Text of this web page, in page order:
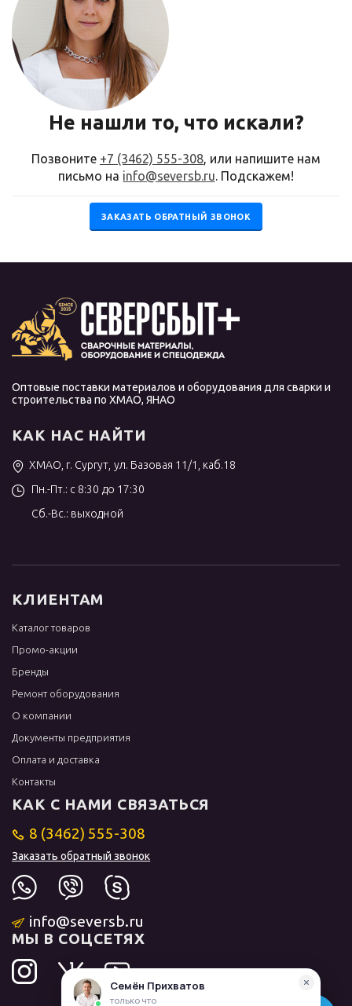
Не нашли то, что искали?
Позвоните +7 (3462) 555-308, или напишите нам
письмо на info@seversb.ru. Подскажем!
ЗАКАЗАТЬ ОБРАТНЫЙ ЗВОНОК
Оптовые поставки материалов и оборудования для сварки и
строительства по ХМАО, ЯНАО
КАК НАС НАЙТИ
ХМАО, г. Сургут, ул. Базовая 11/1, каб.18
Пн.-Пт.: с 8:30 до 17:30
Сб.-Вс.: выходной
КЛИЕНТАМ
Каталог товаров
Промо-акции
Бренды
Ремонт оборудования
О компании
Документы предприятия
Оплата и доставка
Контакты
КАК С НАМИ СВЯЗАТЬСЯ
8 (3462) 555-308
Заказать обратный звонок
info@seversb.ru
МЫ В СОЦСЕТЯХ